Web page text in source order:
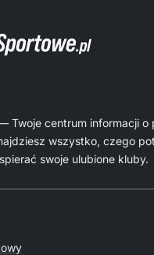
Twoje centrum informacji o
wszystko, czego
swoje ulubione kluby.